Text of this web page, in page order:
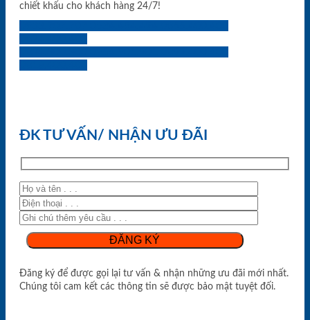
chiết khấu cho khách hàng 24/7!
ĐK TƯ VẤN/ NHẬN ƯU ĐÃI
Đăng ký để được gọi lại tư vấn & nhận những ưu đãi mới nhất.
Chúng tôi cam kết các thông tin sẽ được bảo mật tuyệt đối.